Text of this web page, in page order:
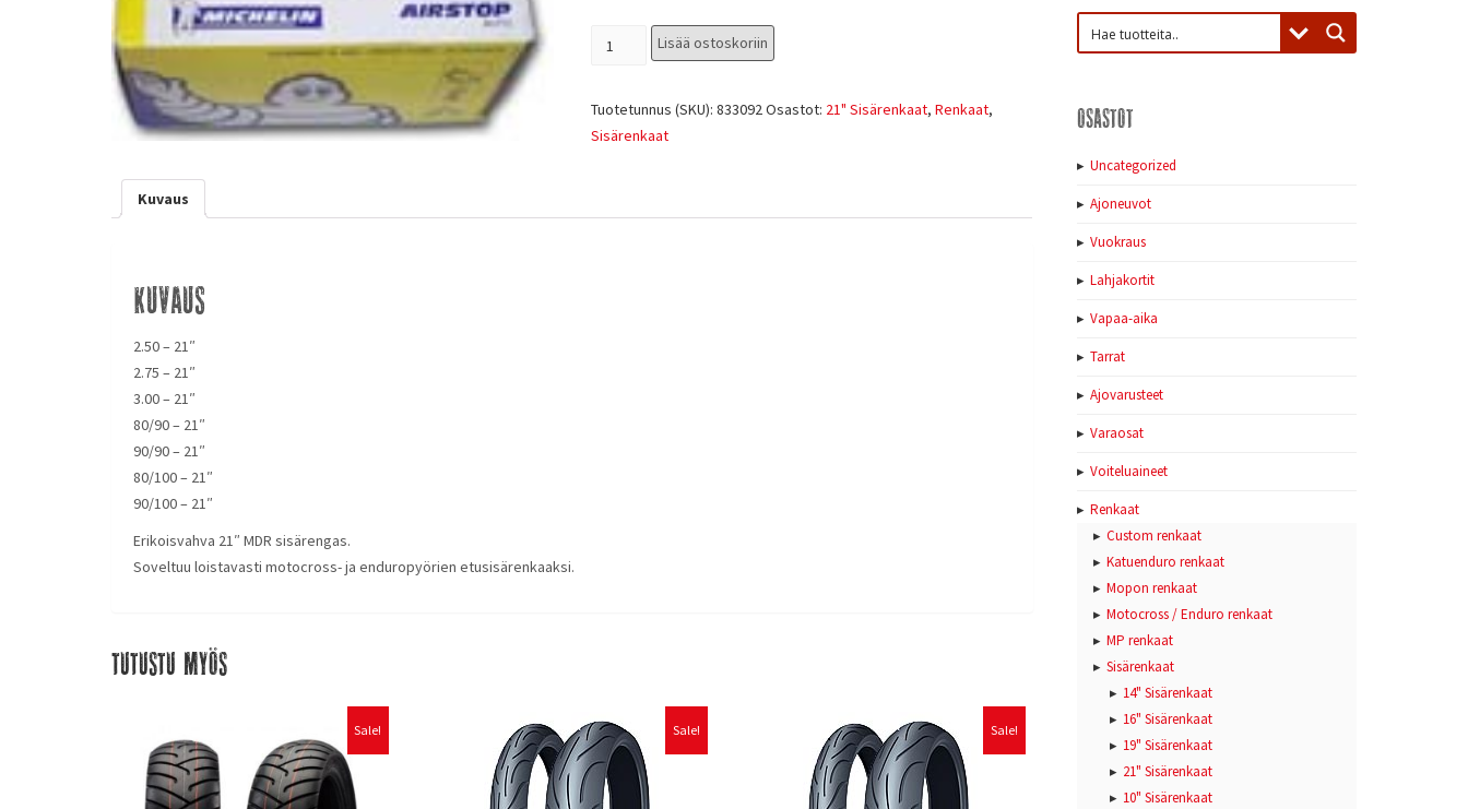
Lisää ostoskoriin
Tuotetunnus (SKU): 833092Osastot: 21" Sisärenkaat, Renkaat,
Sisärenkaat
Kuvaus
Kuvaus
2.50 – 21″
2.75 – 21″
3.00 – 21″
80/90 – 21″
90/90 – 21″
80/100 – 21″
90/100 – 21″
Erikoisvahva 21″ MDR sisärengas.
Soveltuu loistavasti motocross- ja enduropyörien etusisärenkaaksi.
Tutustu myös
Sale! Sale! Sale!
Osastot
Uncategorized
Ajoneuvot
Vuokraus
Lahjakortit
Vapaa-aika
Tarrat
Ajovarusteet
Varaosat
Voiteluaineet
Renkaat
Custom renkaat
Katuenduro renkaat
Mopon renkaat
Motocross / Enduro renkaat
MP renkaat
Sisärenkaat
14" Sisärenkaat
16" Sisärenkaat
19" Sisärenkaat
21" Sisärenkaat
10" Sisärenkaat